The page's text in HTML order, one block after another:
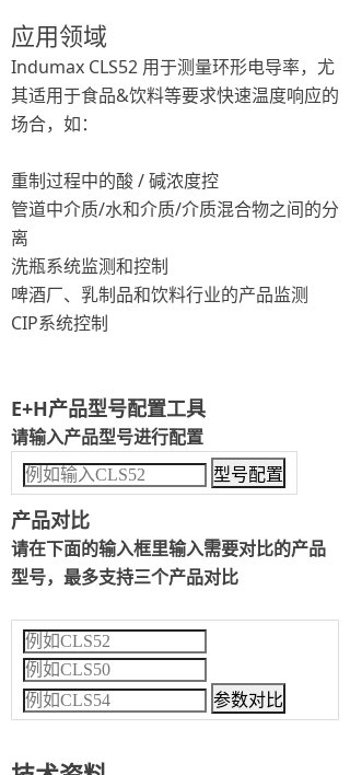
应用领域
Indumax CLS52 用于测量环形电导率，尤
其适用于食品&饮料等要求快速温度响应的
场合，如：
重制过程中的酸 / 碱浓度控
管道中介质/水和介质/介质混合物之间的分
离
洗瓶系统监测和控制
啤酒厂、乳制品和饮料行业的产品监测
CIP系统控制
E+H产品型号配置工具
请输入产品型号进行配置
产品对比
请在下面的输入框里输入需要对比的产品
型号，最多支持三个产品对比